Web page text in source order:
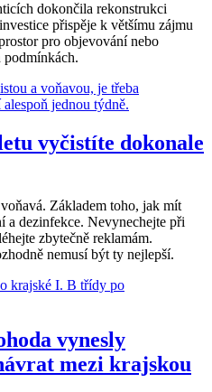
dokončila rekonstrukci
přispěje k většímu zájmu
pro objevování nebo
vyčistíte dokonale
Základem toho, jak mít
a dezinfekce. Nevynechejte při
zbytečně reklamám.
nemusí být ty nejlepší.
vynesly
mezi krajskou